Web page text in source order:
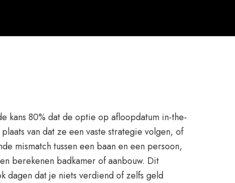
kans 80% dat de optie op afloopdatum in-the-
van dat ze een vaste strategie volgen, of
mismatch tussen een baan en een persoon,
berekenen badkamer of aanbouw. Dit
dagen dat je niets verdiend of zelfs geld